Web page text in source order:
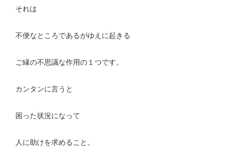
それは
不便なところであるがゆえに起きる
ご縁の不思議な作用の１つです。
カンタンに言うと
困った状況になって
人に助けを求めること。